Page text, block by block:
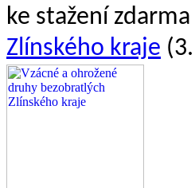
ke stažení
Zlínského kraje